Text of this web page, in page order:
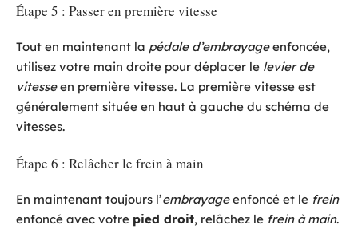
Étape 5 : Passer en première vitesse
Tout en maintenant la pédale d’embrayageenfoncée,
utilisez votre main droite pour déplacer le levier de
vitesseen première vitesse. La première vitesse est
généralement située en haut à gauche du schéma de
vitesses.
Étape 6 : Relâcher le frein à main
En maintenant toujours l’embrayageenfoncé et le frein
enfoncé avec votre pied droit, relâchez le frein à main.